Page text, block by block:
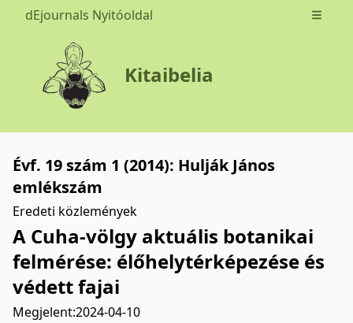
dEjournals Nyitóoldal Open
Kitaibelia
Évf. 19 szám 1 (2014): Hulják János
emlékszám
Eredeti közlemények
A Cuha-völgy aktuális botanikai
felmérése: élőhelytérképezése és
védett fajai
Megjelent:2024-04-10